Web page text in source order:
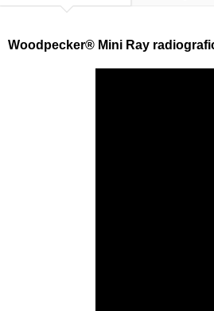
Woodpecker® Mini Ray